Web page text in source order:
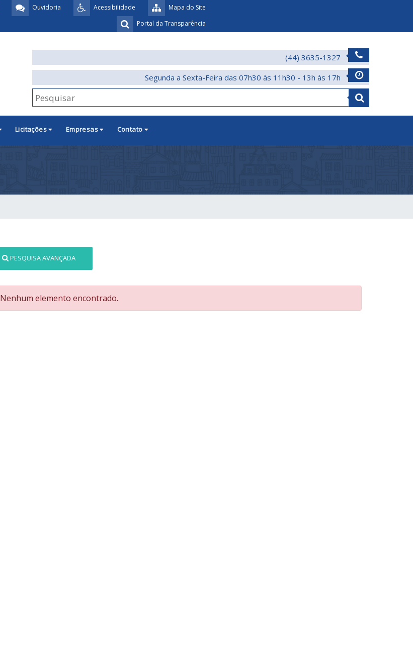
Mapa do Site
Acessibilidade
Ouvidoria
Portal da Transparência
(44) 3635-1327
Segunda a Sexta-Feira das 07h30 às 11h30 - 13h às 17h
Licitações Empresas Contato
PESQUISA AVANÇADA
Nenhum elemento encontrado.